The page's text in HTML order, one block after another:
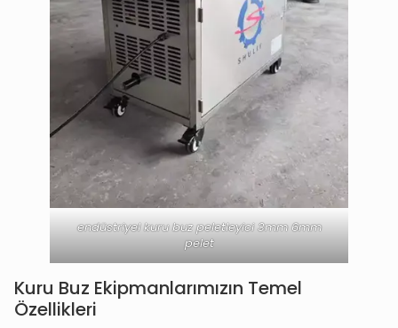
endüstriyel kuru buz peletleyici 3mm 6mm
pelet
Kuru Buz Ekipmanlarımızın Temel
Özellikleri